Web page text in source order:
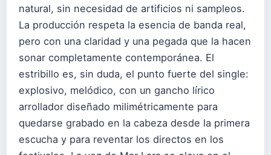
natural, sin necesidad de artificios ni sampleos.
La producción respeta la esencia de banda real,
pero con una claridad y una pegada que la hacen
sonar completamente contemporánea. El
estribillo es, sin duda, el punto fuerte del single:
explosivo, melódico, con un gancho lírico
arrollador diseñado milimétricamente para
quedarse grabado en la cabeza desde la primera
escucha y para reventar los directos en los